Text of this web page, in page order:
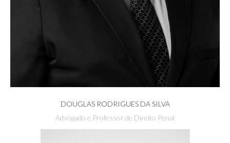
DOUGLAS RODRIGUES DA SILVA
Advogado e Professor de Direito Penal